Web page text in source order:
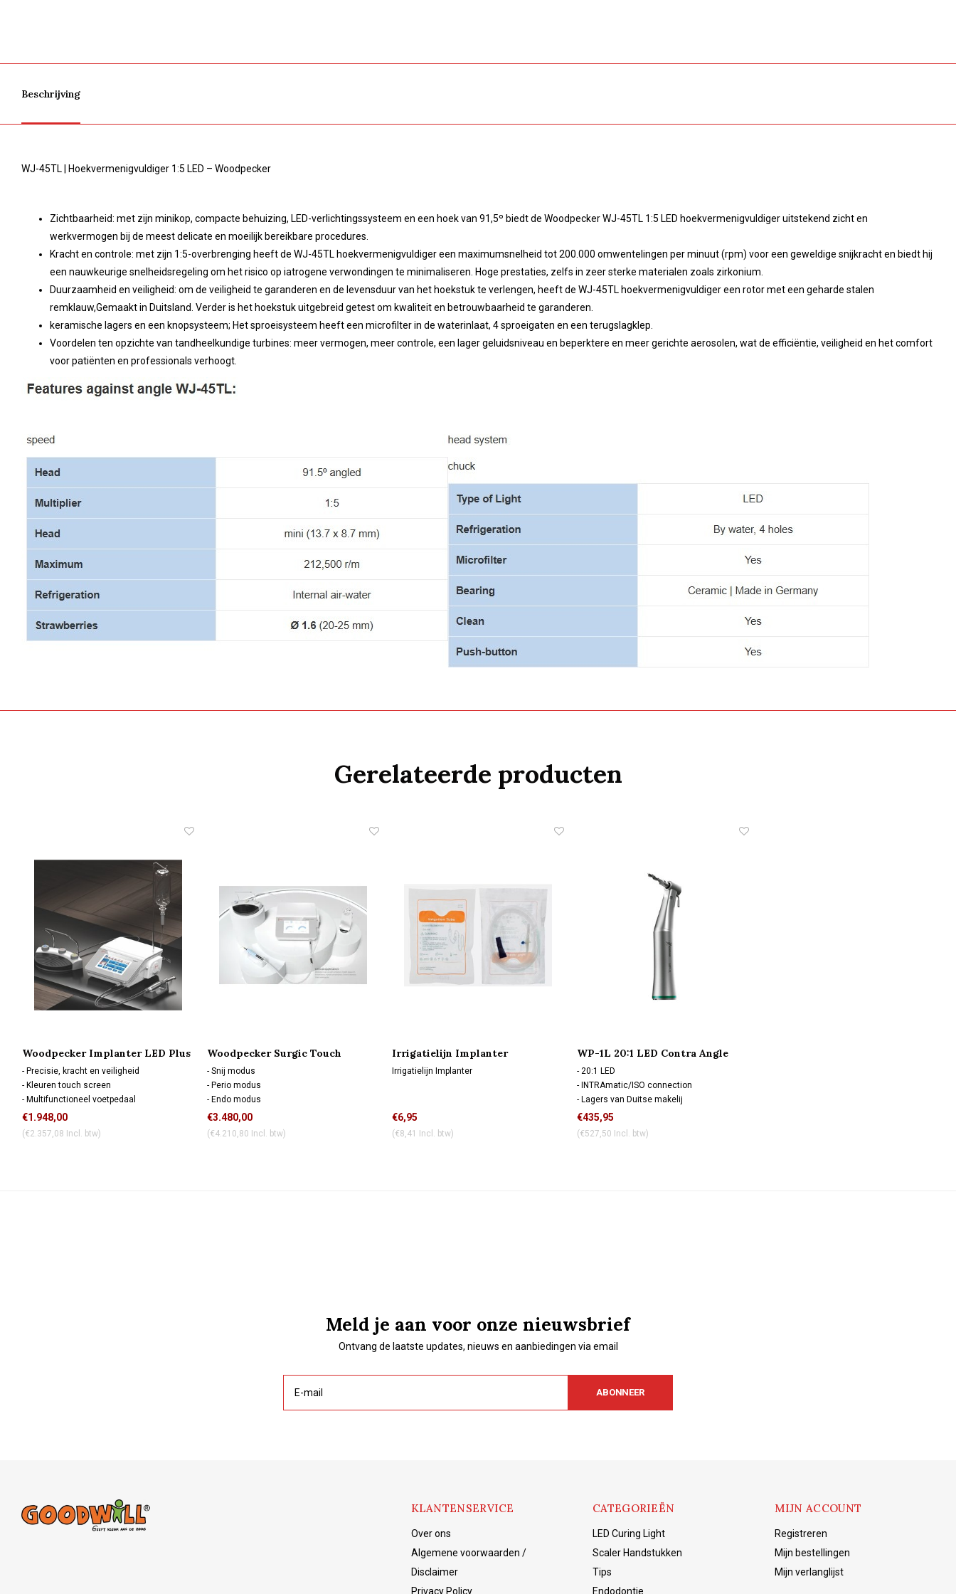
Beschrijving
WJ-45TL | Hoekvermenigvuldiger 1:5 LED – Woodpecker
Zichtbaarheid: met zijn minikop, compacte behuizing, LED-verlichtingssysteem en een hoek van 91,5º biedt de Woodpecker WJ-45TL 1:5 LED hoekvermenigvuldiger uitstekend zicht en
werkvermogen bij de meest delicate en moeilijk bereikbare procedures.
Kracht en controle: met zijn 1:5-overbrenging heeft de WJ-45TL hoekvermenigvuldiger een maximumsnelheid tot 200.000 omwentelingen per minuut (rpm) voor een geweldige snijkracht en biedt hij
een nauwkeurige snelheidsregeling om het risico op iatrogene verwondingen te minimaliseren. Hoge prestaties, zelfs in zeer sterke materialen zoals zirkonium.
Duurzaamheid en veiligheid: om de veiligheid te garanderen en de levensduur van het hoekstuk te verlengen, heeft de WJ-45TL hoekvermenigvuldiger een rotor met een geharde stalen
remklauw,Gemaakt in Duitsland. Verder is het hoekstuk uitgebreid getest om kwaliteit en betrouwbaarheid te garanderen.
keramische lagers en een knopsysteem; Het sproeisysteem heeft een microfilter in de waterinlaat, 4 sproeigaten en een terugslagklep.
Voordelen ten opzichte van tandheelkundige turbines: meer vermogen, meer controle, een lager geluidsniveau en beperktere en meer gerichte aerosolen, wat de efficiëntie, veiligheid en het comfort
voor patiënten en professionals verhoogt.
Gerelateerde producten
Woodpecker Implanter LED Plus
- Precisie, kracht en veiligheid
- Kleuren touch screen
- Multifunctioneel voetpedaal
- Perfecte balans
€1.948,00
(€2.357,08 Incl. btw)
Woodpecker Surgic Touch
- Snij modus
- Perio modus
- Endo modus
- Zelfreiniging modus
€3.480,00
(€4.210,80 Incl. btw)
Irrigatielijn Implanter
Irrigatielijn Implanter
€6,95
(€8,41 Incl. btw)
WP-1L 20:1 LED Contra Angle
- 20:1 LED
- INTRAmatic/ISO connection
- Lagers van Duitse makelij
- 91.5º hoek
- Mini kop
€435,95
(€527,50 Incl. btw)
Meld je aan voor onze nieuwsbrief
Ontvang de laatste updates, nieuws en aanbiedingen via email
ABONNEER
KLANTENSERVICE
Over ons
Algemene voorwaarden /
Disclaimer
Privacy Policy
CATEGORIEËN
LED Curing Light
Scaler Handstukken
Tips
Endodontie
MIJN ACCOUNT
Registreren
Mijn bestellingen
Mijn verlanglijst